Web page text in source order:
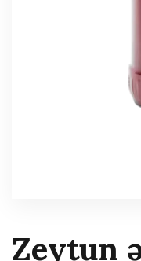
Zeytun